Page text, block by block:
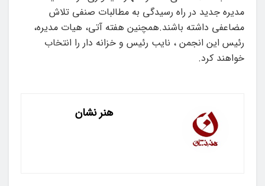
مدیره جدید در راه رسیدگی به مطالبات صنفی تلاش
مضاعفی داشته باشند.همچنین هفته آتی، هیات مدیره،
رئیس این انجمن ، نایب رئیس و خزانه دار را انتخاب
خواهند کرد.
هنر نشان